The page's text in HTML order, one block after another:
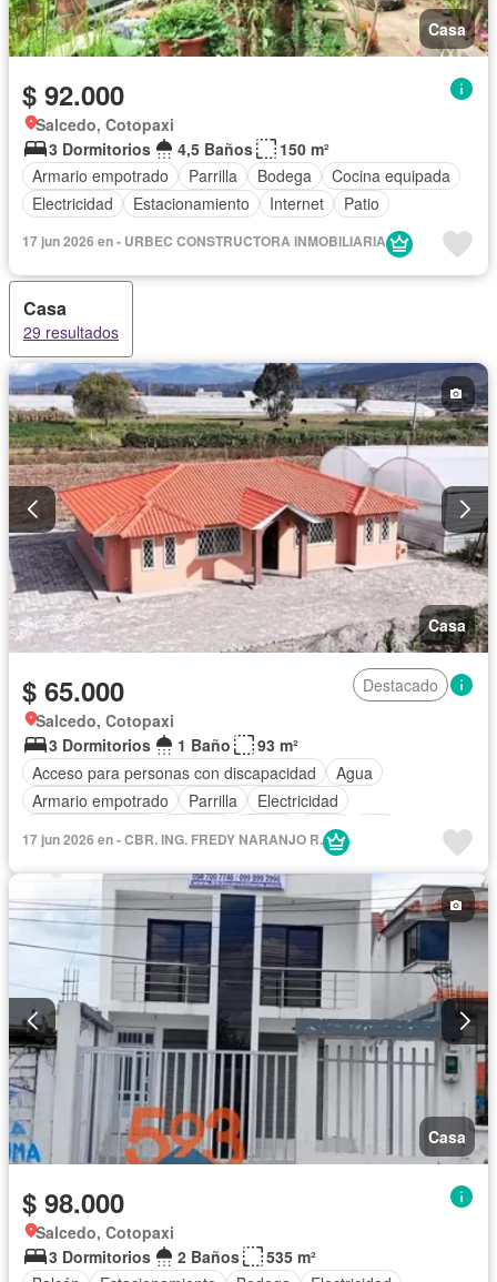
Casa
$ 92.000
Salcedo, Cotopaxi
3 Dormitorios
4,5 Baños
150 m²
Armario empotrado
Parrilla Bodega
Cocina equipada
Electricidad
Estacionamiento Internet Patio
17 jun 2026 en - URBEC CONSTRUCTORA INMOBILIARIA
Casa
29 resultados
Casa
$ 65.000
Destacado
Salcedo, Cotopaxi
3 Dormitorios
1 Baño
93 m²
Acceso para personas con discapacidad
Agua
Armario empotrado
Parrilla
Electricidad
Patio
Sin amoblar
17 jun 2026 en - CBR. ING. FREDY NARANJO R.
Casa
$ 98.000
Salcedo, Cotopaxi
3 Dormitorios
2 Baños
535 m²